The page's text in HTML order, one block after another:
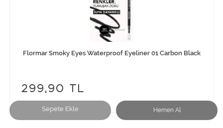
Sepete Ekle Hemen Al
Flormar Smoky Eyes Waterproof Eyeliner 01 Carbon Black
299,90 TL